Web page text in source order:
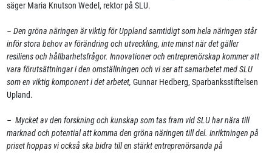
säger Maria Knutson Wedel, rektor på SLU.
– Den gröna näringen är viktig för Uppland samtidigt som hela näringen står
inför stora behov av förändring och utveckling, inte minst när det gäller
resiliens och hållbarhetsfrågor. Innovationer och entreprenörskap kommer att
vara förutsättningar i den omställningen och vi ser att samarbetet med SLU
som en viktig komponent i det arbetet, Gunnar Hedberg, Sparbanksstiftelsen
Upland.
– Mycket av den forskning och kunskap som tas fram vid SLU har nära till
marknad och potential att komma den gröna näringen till del. Inriktningen på
priset hoppas vi också ska bidra till en stärkt entreprenörsanda på